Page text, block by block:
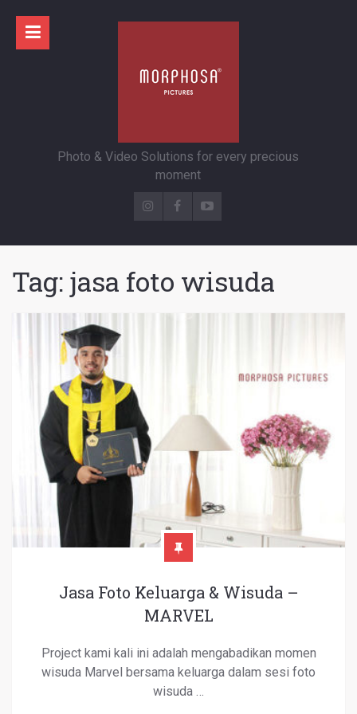
Photo & Video Solutions for every precious
moment
Tag: jasa foto wisuda
Jasa Foto Keluarga & Wisuda –
MARVEL
Project kami kali ini adalah mengabadikan momen
wisuda Marvel bersama keluarga dalam sesi foto
wisuda …